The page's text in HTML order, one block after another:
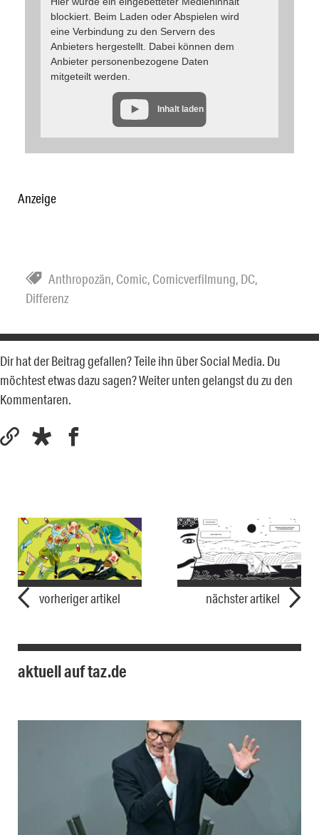
blockiert. Beim Laden oder Abspielen wird
eine Verbindung zu den Servern des
Anbieters hergestellt. Dabei können dem
Anbieter personenbezogene Daten
mitgeteilt werden.
Inhalt laden
Anzeige
Anthropozän, Comic, Comicverfilmung, DC,
Differenz
Dir hat der Beitrag gefallen? Teile ihn über Social Media. Du
möchtest etwas dazu sagen? Weiter unten gelangst du zu den
Kommentaren.
vorheriger artikel nächster artikel
aktuell auf taz.de